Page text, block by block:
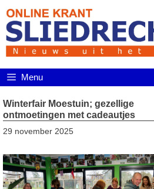
Menu
Winterfair Moestuin; gezellige
ontmoetingen met cadeautjes
29 november 2025